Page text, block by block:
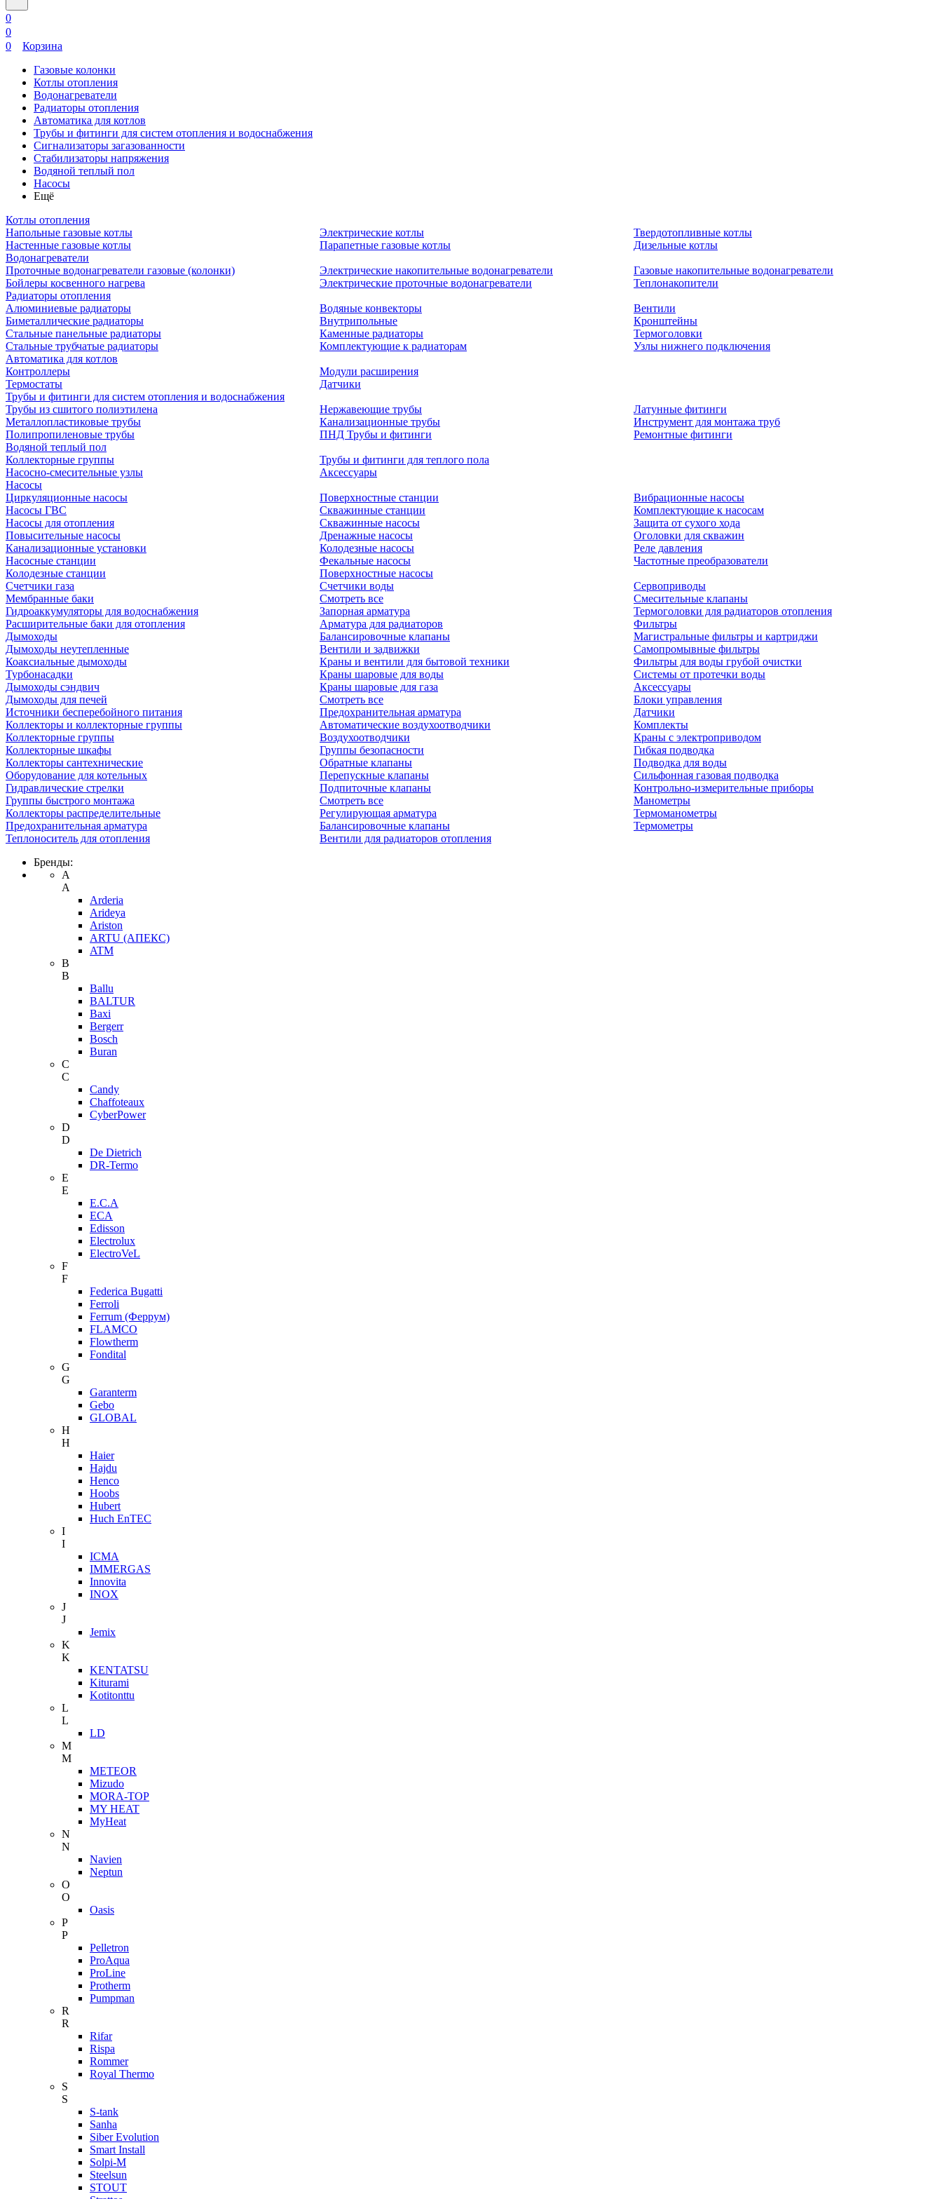
0
0
0
Корзина
Газовые колонки
Котлы отопления
Водонагреватели
Радиаторы отопления
Автоматика для котлов
Трубы и фитинги для систем отопления и водоснабжения
Сигнализаторы загазованности
Стабилизаторы напряжения
Водяной теплый пол
Насосы
Ещё
Котлы отопления
Напольные газовые котлы
Настенные газовые котлы
Электрические котлы
Парапетные газовые котлы
Твердотопливные котлы
Дизельные котлы
Водонагреватели
Проточные водонагреватели газовые (колонки)
Бойлеры косвенного нагрева
Электрические накопительные водонагреватели
Электрические проточные водонагреватели
Газовые накопительные водонагреватели
Теплонакопители
Радиаторы отопления
Алюминиевые радиаторы
Биметаллические радиаторы
Стальные панельные радиаторы
Стальные трубчатые радиаторы
Водяные конвекторы
Внутрипольные
Каменные радиаторы
Комплектующие к радиаторам
Вентили
Кронштейны
Термоголовки
Узлы нижнего подключения
Автоматика для котлов
Контроллеры
Термостаты
Модули расширения
Датчики
Трубы и фитинги для систем отопления и водоснабжения
Трубы из сшитого полиэтилена
Металлопластиковые трубы
Полипропиленовые трубы
Нержавеющие трубы
Канализационные трубы
ПНД Трубы и фитинги
Латунные фитинги
Инструмент для монтажа труб
Ремонтные фитинги
Водяной теплый пол
Коллекторные группы
Насосно-смесительные узлы
Трубы и фитинги для теплого пола
Аксессуары
Насосы
Циркуляционные насосы
Насосы ГВС
Насосы для отопления
Повысительные насосы
Канализационные установки
Насосные станции
Колодезные станции
Поверхностные станции
Скважинные станции
Скважинные насосы
Дренажные насосы
Колодезные насосы
Фекальные насосы
Поверхностные насосы
Вибрационные насосы
Комплектующие к насосам
Защита от сухого хода
Оголовки для скважин
Реле давления
Частотные преобразователи
Счетчики газа
Мембранные баки
Гидроаккумуляторы для водоснабжения
Расширительные баки для отопления
Дымоходы
Дымоходы неутепленные
Коаксиальные дымоходы
Турбонасадки
Дымоходы сэндвич
Дымоходы для печей
Источники бесперебойного питания
Коллекторы и коллекторные группы
Коллекторные группы
Коллекторные шкафы
Коллекторы сантехнические
Оборудование для котельных
Гидравлические стрелки
Группы быстрого монтажа
Коллекторы распределительные
Предохранительная арматура
Теплоноситель для отопления
Счетчики воды
Смотреть все
Запорная арматура
Арматура для радиаторов
Балансировочные клапаны
Вентили и задвижки
Краны и вентили для бытовой техники
Краны шаровые для воды
Краны шаровые для газа
Смотреть все
Предохранительная арматура
Автоматические воздухоотводчики
Воздухоотводчики
Группы безопасности
Обратные клапаны
Перепускные клапаны
Подпиточные клапаны
Смотреть все
Регулирующая арматура
Балансировочные клапаны
Вентили для радиаторов отопления
Сервоприводы
Смесительные клапаны
Термоголовки для радиаторов отопления
Фильтры
Магистральные фильтры и картриджи
Самопромывные фильтры
Фильтры для воды грубой очистки
Системы от протечки воды
Аксессуары
Блоки управления
Датчики
Комплекты
Краны с электроприводом
Гибкая подводка
Подводка для воды
Сильфонная газовая подводка
Контрольно-измерительные приборы
Манометры
Термоманометры
Термометры
Бренды:
A
A
Arderia
Arideya
Ariston
ARTU (АПЕКС)
ATM
B
B
Ballu
BALTUR
Baxi
Bergerr
Bosch
Buran
C
C
Candy
Chaffoteaux
CyberPower
D
D
De Dietrich
DR-Termo
E
E
E.C.A
ECA
Edisson
Electrolux
ElectroVeL
F
F
Federica Bugatti
Ferroli
Ferrum (Феррум)
FLAMCO
Flowtherm
Fondital
G
G
Garanterm
Gebo
GLOBAL
H
H
Haier
Hajdu
Henco
Hoobs
Hubert
Huch EnTEC
I
I
ICMA
IMMERGAS
Innovita
INOX
J
J
Jemix
K
K
KENTATSU
Kiturami
Kotitonttu
L
L
LD
M
M
METEOR
Mizudo
MORA-TOP
MY HEAT
MyHeat
N
N
Navien
Neptun
O
O
Oasis
P
P
Pelletron
ProAqua
ProLine
Protherm
Pumpman
R
R
Rifar
Rispa
Rommer
Royal Thermo
S
S
S-tank
Sanha
Siber Evolution
Smart Install
Solpi-M
Steelsun
STOUT